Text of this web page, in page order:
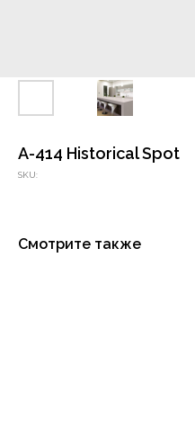
A-414 Historical Spot
SKU:
Смотрите также